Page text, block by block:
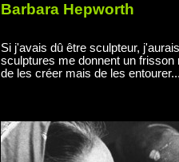
Barbara Hepworth
Si j'avais dû être sculpteur,
sculptures me donnent un
de les créer mais de les